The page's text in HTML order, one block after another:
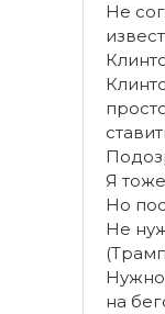
Не
Я
Но
Не
Нужно
на